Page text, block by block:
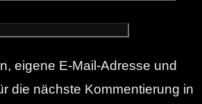
eigene E-Mail-Adresse und
die nächste Kommentierung in